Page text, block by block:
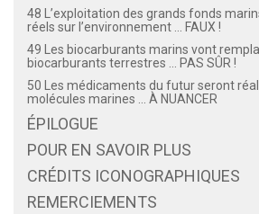
48 L’exploitation des grands fonds
réels sur l’environnement ... FAUX !
49 Les biocarburants marins vont
biocarburants terrestres ... PAS SÛR !
50 Les médicaments du futur seront
molécules marines ... À NUANCER
ÉPILOGUE
POUR EN SAVOIR PLUS
CRÉDITS ICONOGRAPHIQUES
REMERCIEMENTS